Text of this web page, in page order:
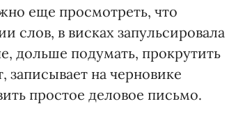
еще просмотреть, что
слов, в висках запульсировала
дольше подумать, прокрутить
записывает на черновике
простое деловое письмо.